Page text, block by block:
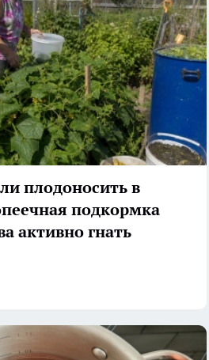
плодоносить в
подкормка
активно гнать